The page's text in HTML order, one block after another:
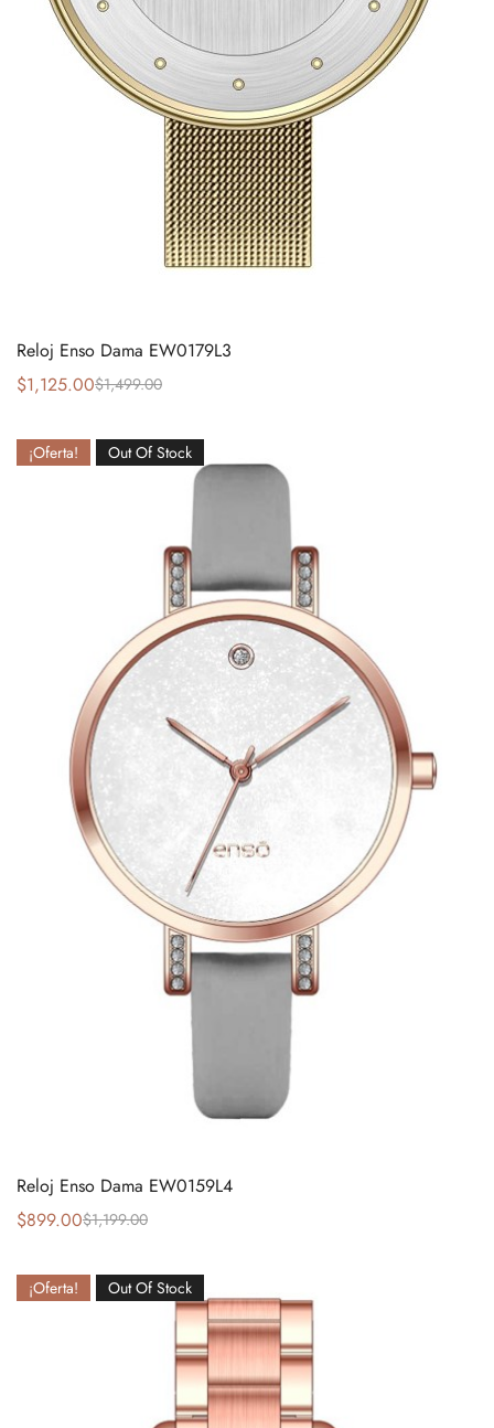
Reloj Enso Dama EW0179L3
$1,499.00
$1,125.00
¡Oferta! Out Of Stock
Reloj Enso Dama EW0159L4
$1,199.00
$899.00
¡Oferta! Out Of Stock